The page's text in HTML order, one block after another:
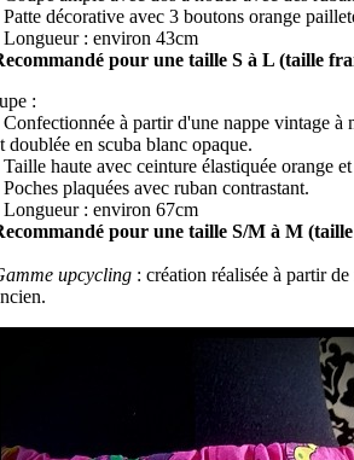
Patte décorative avec 3 boutons orange
Longueur : environ 43cm
pour une taille S à L (taille
:
Confectionnée à partir d'une nappe vintage
doublée en scuba blanc opaque.
Taille haute avec ceinture élastiquée orange
Poches plaquées avec ruban contrastant.
Longueur : environ 67cm
pour une taille S/M à M
upcycling : création réalisée à partir